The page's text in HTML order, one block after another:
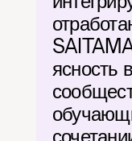
ясность